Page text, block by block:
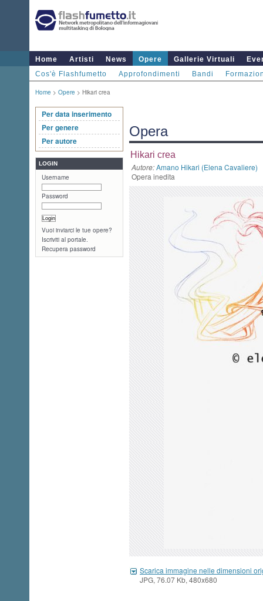
Home Artisti News Opere Gallerie Virtuali
Cos'è Flashfumetto
Approfondimenti Bandi
Home > Opere > Hikari crea
Per data inserimento
Per genere
Per autore
LOGIN
Username
Password
Vuoi inviarci le tue opere?
Iscriviti al portale.
Recupera password
Opera
Hikari crea
Autore:Amano Hikari (Elena Cavaliere)
Opera inedita
Scarica immagine nelle dimensioni
JPG, 76.07 Kb, 480x680